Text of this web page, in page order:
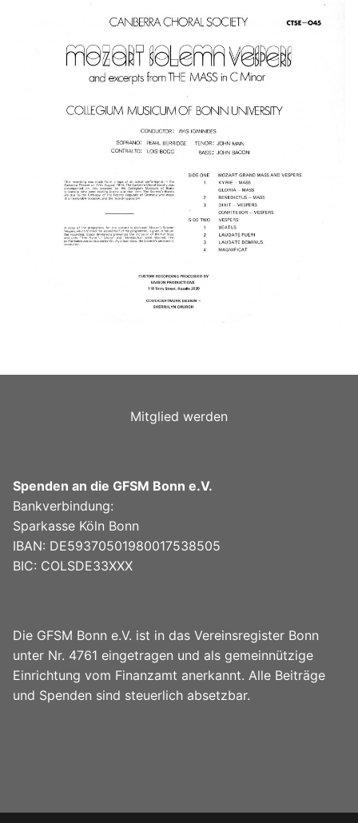
Mitglied werden
Spenden an die GFSM Bonn e.V.
Bankverbindung:
Sparkasse Köln Bonn
IBAN: DE59370501980017538505
BIC: COLSDE33XXX
Die GFSM Bonn e.V. ist in das Vereinsregister Bonn
unter Nr. 4761 eingetragen und als gemeinnützige
Einrichtung vom Finanzamt anerkannt. Alle Beiträge
und Spenden sind steuerlich absetzbar.